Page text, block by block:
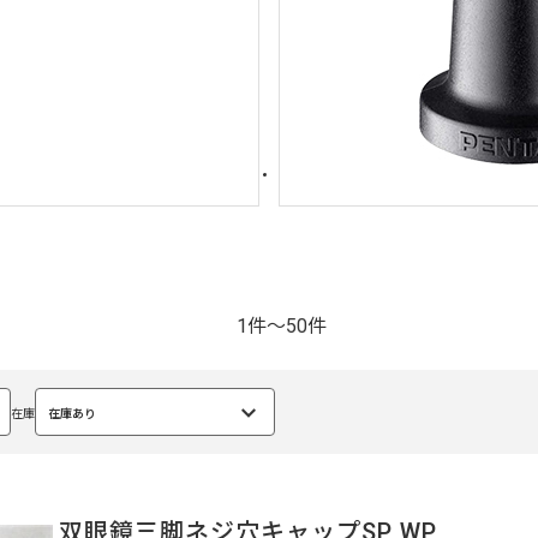
1件～50件
在庫 在庫あり
選
択
双眼鏡三脚ネジ穴キャップSP WP